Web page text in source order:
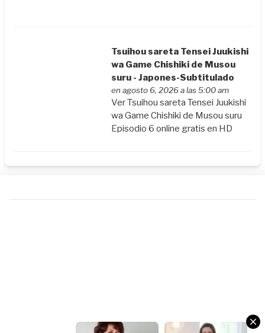
Tsuihou sareta Tensei Juukishi
wa Game Chishiki de Musou
suru - Japones-Subtitulado
en agosto 6, 2026 a las 5:00 am
Ver Tsuihou sareta Tensei Juukishi
wa Game Chishiki de Musou suru
Episodio 6 online gratis en HD